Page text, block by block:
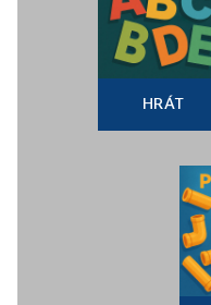
HRÁT